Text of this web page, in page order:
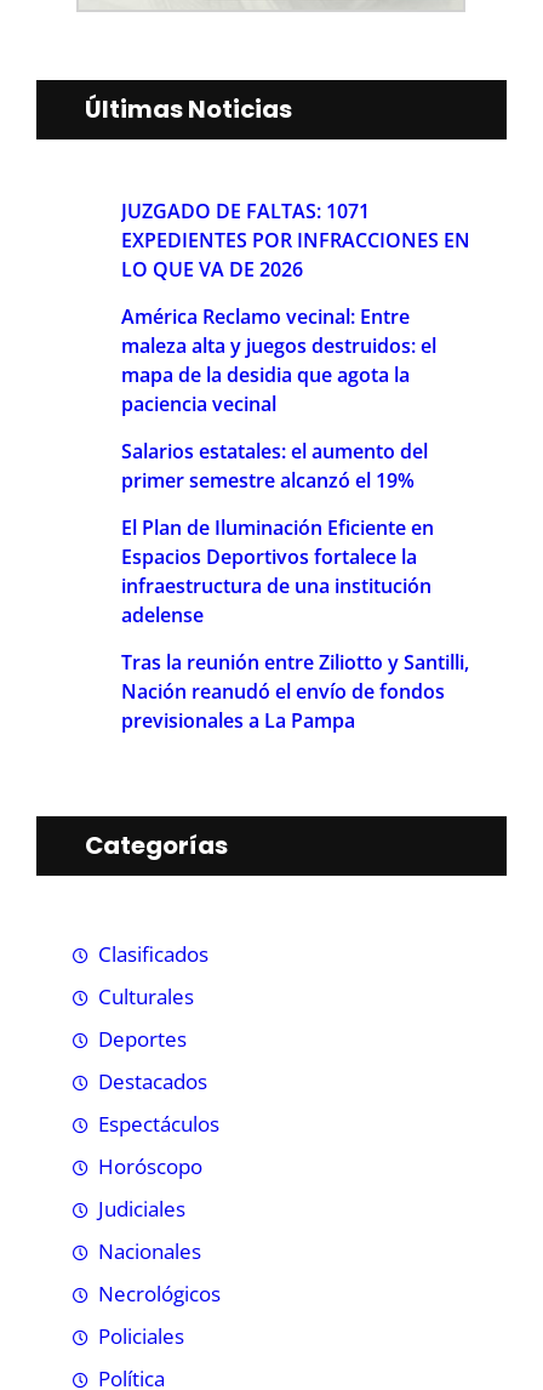
Últimas Noticias
JUZGADO DE FALTAS: 1071
EXPEDIENTES POR INFRACCIONES EN
LO QUE VA DE 2026
América Reclamo vecinal: Entre
maleza alta y juegos destruidos: el
mapa de la desidia que agota la
paciencia vecinal
Salarios estatales: el aumento del
primer semestre alcanzó el 19%
El Plan de Iluminación Eficiente en
Espacios Deportivos fortalece la
infraestructura de una institución
adelense
Tras la reunión entre Ziliotto y Santilli,
Nación reanudó el envío de fondos
previsionales a La Pampa
Categorías
Clasificados
Culturales
Deportes
Destacados
Espectáculos
Horóscopo
Judiciales
Nacionales
Necrológicos
Policiales
Política